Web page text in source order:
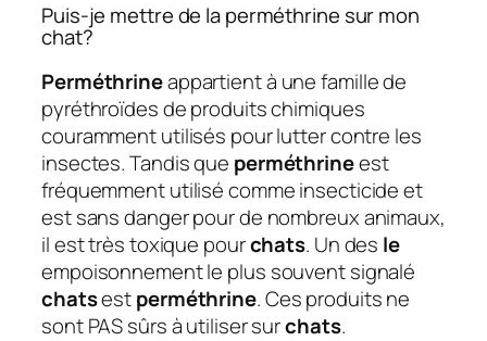
Puis-je mettre de la perméthrine sur mon
chat?
Perméthrineappartient à une famille de
pyréthroïdes de produits chimiques
couramment utilisés pour lutter contre les
insectes. Tandis que perméthrineest
fréquemment utilisé comme insecticide et
est sans danger pour de nombreux animaux,
il est très toxique pourchats. Un des le
empoisonnement le plus souvent signalé
chatsestperméthrine. Ces produits ne
sont PAS sûrs à utiliser surchats.